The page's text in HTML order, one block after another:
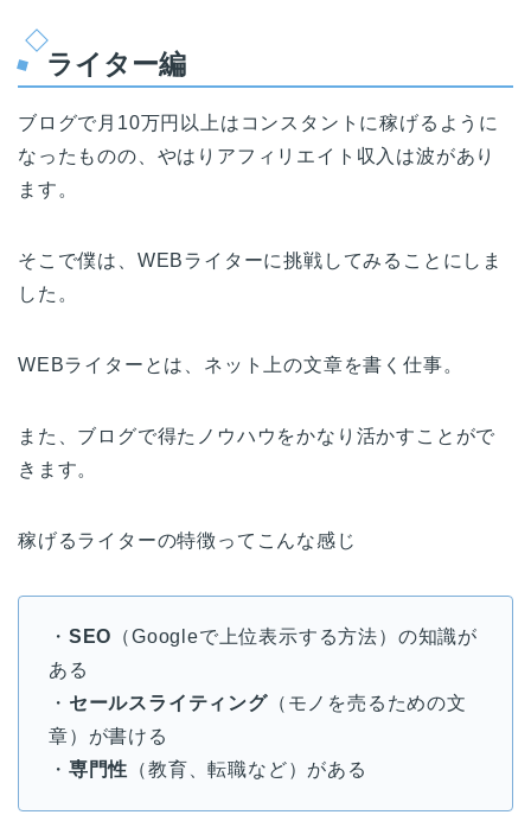
ライター編
ブログで月10万円以上はコンスタントに稼げるように
なったものの、やはりアフィリエイト収入は波があり
ます。
そこで僕は、WEBライターに挑戦してみることにしま
した。
WEBライターとは、ネット上の文章を書く仕事。
また、ブログで得たノウハウをかなり活かすことがで
きます。
稼げるライターの特徴ってこんな感じ
・ SEO （Googleで上位表示する方法）の知識が
ある
・ セールスライティング（モノを売るための文
章）が書ける
・ 専門性 （教育、転職など）がある